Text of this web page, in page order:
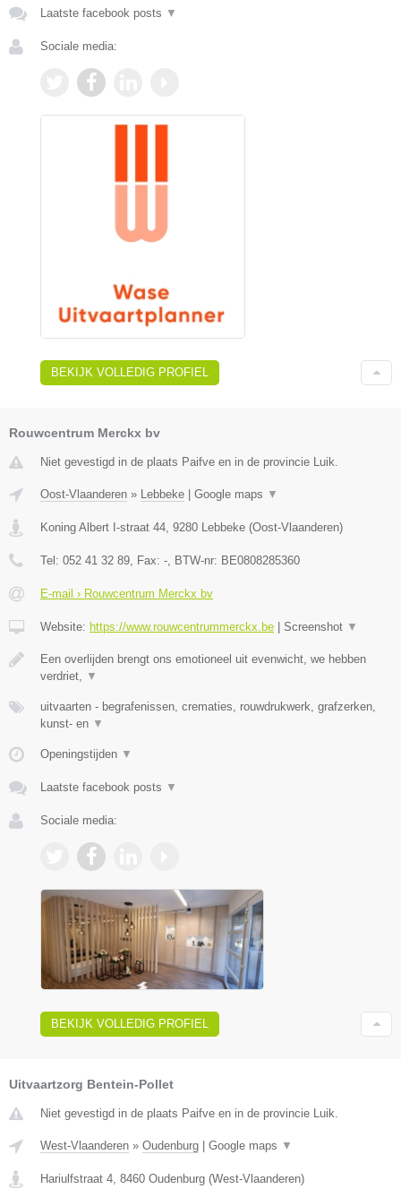
Laatste facebook posts ▼
Sociale media:
BEKIJK VOLLEDIG PROFIEL
Rouwcentrum Merckx bv
Niet gevestigd in de plaats Paifve en in de provincie Luik.
Oost-Vlaanderen » Lebbeke | Google maps ▼
Koning Albert I-straat 44 9280 Lebbeke (Oost-Vlaanderen)
Tel: 052 41 32 89 , Fax: - , BTW-nr: BE0808285360
E-mail › Rouwcentrum Merckx bv
Website: https://www.rouwcentrummerckx.be | Screenshot ▼
Een overlijden brengt ons emotioneel uit evenwicht, we hebben
verdriet,
▼
uitvaarten - begrafenissen, crematies, rouwdrukwerk, grafzerken,
kunst- en ▼
Openingstijden ▼
Laatste facebook posts ▼
Sociale media:
BEKIJK VOLLEDIG PROFIEL
Uitvaartzorg Bentein-Pollet
Niet gevestigd in de plaats Paifve en in de provincie Luik.
West-Vlaanderen » Oudenburg | Google maps ▼
Hariulfstraat 4 8460 Oudenburg (West-Vlaanderen)